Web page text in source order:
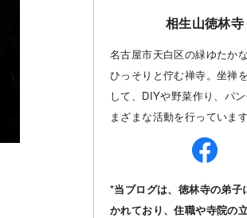
相生山徳林寺
名古屋市天白区の緑ゆたか
ひっそりと佇む禅寺。坐禅
して、DIYや野菜作り、パ
まざまな活動を行っています
*当ブログは、徳林寺の弟子
かれており、住職や寺院の